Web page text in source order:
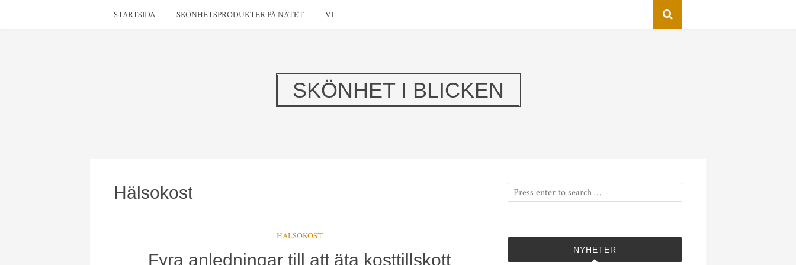
STARTSIDA SKÖNHETSPRODUKTER PÅ NÄTET VI
SKÖNHET I BLICKEN
Hälsokost
HÄLSOKOST
Fyra anledningar till att äta kosttillskott
NYHETER